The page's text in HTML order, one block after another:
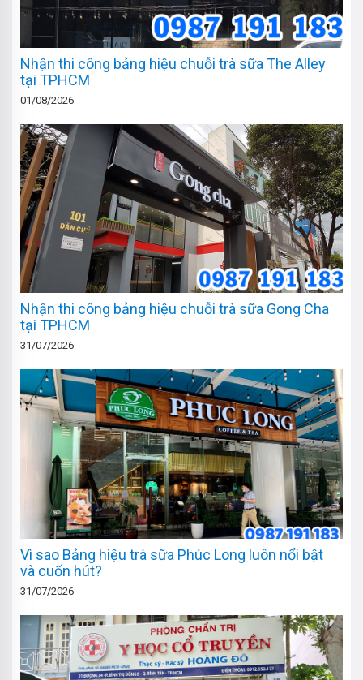
Nhận thi công bảng hiệu chuỗi trà sữa The Alley
tại TPHCM
01/08/2026
Nhận thi công bảng hiệu chuỗi trà sữa Gong Cha
tại TPHCM
31/07/2026
Vì sao Bảng hiệu trà sữa Phúc Long luôn nổi bật
và cuốn hút?
31/07/2026